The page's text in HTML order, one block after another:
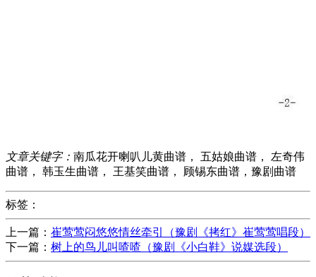
文章关键字： 南瓜花开喇叭儿黄曲谱， 五姑娘曲谱， 左奇伟
曲谱， 韩玉生曲谱， 王基笑曲谱， 顾锡东曲谱，豫剧曲谱
标签：
上一篇： 崔莺莺闷悠悠情丝牵引（豫剧《拷红》崔莺莺唱段）
下一篇： 树上的鸟儿叫喳喳（豫剧《小白鞋》说媒选段）